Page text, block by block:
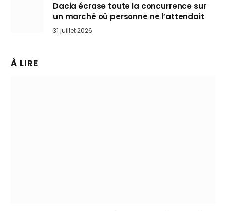
Dacia écrase toute la concurrence sur
un marché où personne ne l’attendait
31 juillet 2026
À LIRE